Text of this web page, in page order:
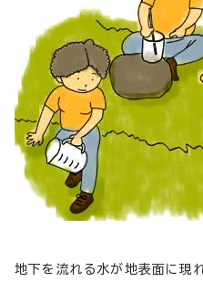
地下を流れる水が地表面に現れ